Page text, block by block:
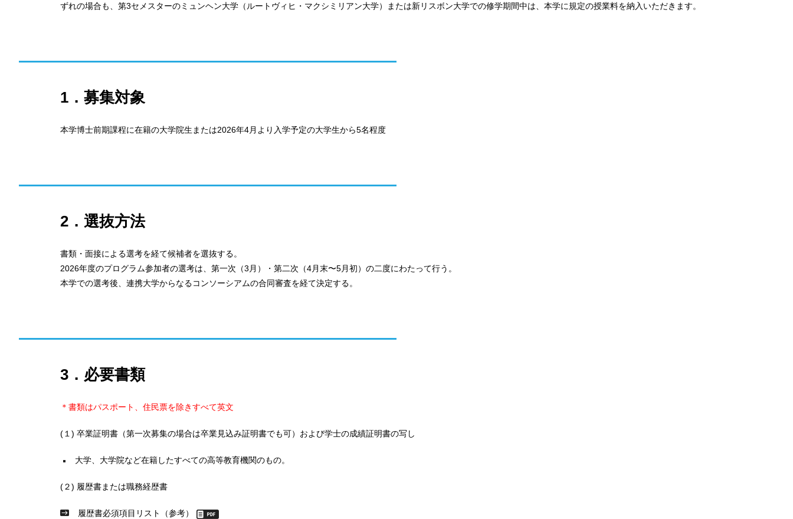
ずれの場合も、第3セメスターのミュンヘン大学（ルートヴィヒ・マクシミリアン大学）または新リスボン大学での修学期間中は、本学に規定の授業料を納入いただきます。
1．募集対象
本学博士前期課程に在籍の大学院生または2026年4月より入学予定の大学生から5名程度
2．選抜方法
書類・面接による選考を経て候補者を選抜する。
2026年度のプログラム参加者の選考は、第一次（3月）・第二次（4月末〜5月初）の二度にわたって行う。
本学での選考後、連携大学からなるコンソーシアムの合同審査を経て決定する。
3．必要書類
＊書類はパスポート、住民票を除きすべて英文
(１) 卒業証明書（第一次募集の場合は卒業見込み証明書でも可） および学士の成績証明書の写し
大学、大学院など在籍したすべての高等教育機関のもの。
(２) 履歴書または職務経歴書
履歴書必須項目リスト（参考）